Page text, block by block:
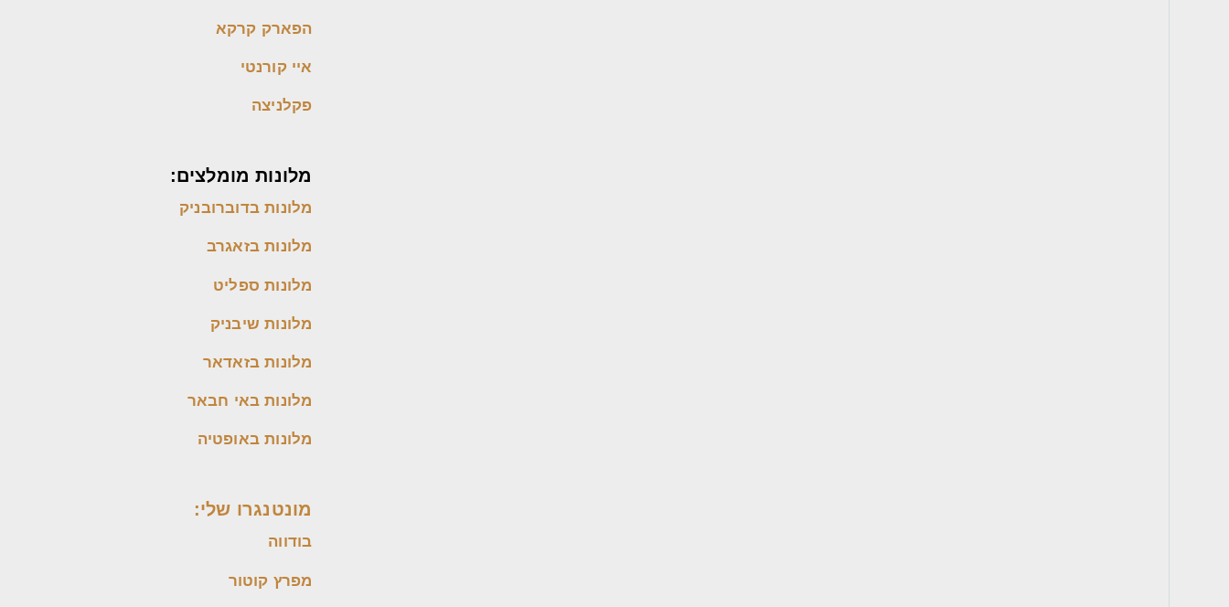
הפארק קרקא
איי קורנטי
פקלניצה
מלונות מומלצים:
מלונות בדוברובניק
מלונות בזאגרב
מלונות ספליט
מלונות שיבניק
מלונות בזאדאר
מלונות באי חבאר
מלונות באופטיה
מונטנגרו שלי:
בודווה
מפרץ קוטור